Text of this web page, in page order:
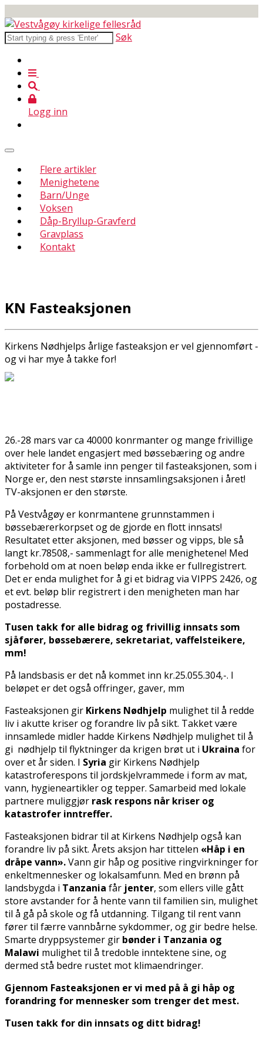
Søk
Logg inn
Flere artikler
Menighetene
Barn/Unge
Voksen
Dåp-Bryllup-Gravferd
Gravplass
Kontakt
KN Fasteaksjonen
Kirkens Nødhjelps årlige fasteaksjon er vel gjennomført -
og vi har mye å takke for!
26.-28 mars var ca 40000 konfirmanter og mange frivillige
over hele landet engasjert med bøssebæring og andre
aktiviteter for å samle inn penger til fasteaksjonen, som i
Norge er, den nest største innsamlingsaksjonen i året!
TV-aksjonen er den største.
På Vestvågøy er konfirmantene grunnstammen i
bøssebærerkorpset og de gjorde en flott innsats!
Resultatet etter aksjonen, med bøsser og vipps, ble så
langt kr.78508,- sammenlagt for alle menighetene! Med
forbehold om at noen beløp enda ikke er fullregistrert.
Det er enda mulighet for å gi et bidrag via VIPPS 2426, og
et evt. beløp blir registrert i den menigheten man har
postadresse.
Tusen takk for alle bidrag og frivillig innsats som
sjåfører, bøssebærere, sekretariat, vaffelsteikere,
mm!
På landsbasis er det nå kommet inn kr.25.055.304,-. I
beløpet er det også offringer, gaver, mm
Fasteaksjonen gir Kirkens Nødhjelp mulighet til å redde
liv i akutte kriser og forandre liv på sikt. Takket være
innsamlede midler hadde Kirkens Nødhjelp mulighet til å
gi nødhjelp til flyktninger da krigen brøt ut i Ukraina for
over et år siden. I Syria gir Kirkens Nødhjelp
katastroferespons til jordskjelvrammede i form av mat,
vann, hygieneartikler og tepper. Samarbeid med lokale
partnere muliggjør rask respons når kriser og
katastrofer inntreffer.
Fasteaksjonen bidrar til at Kirkens Nødhjelp også kan
forandre liv på sikt. Årets aksjon har tittelen «Håp i en
dråpe vann».Vann gir håp og positive ringvirkninger for
enkeltmennesker og lokalsamfunn. Med en brønn på
landsbygda i Tanzania får jenter, som ellers ville gått
store avstander for å hente vann til familien sin, mulighet
til å gå på skole og få utdanning. Tilgang til rent vann
fører til færre vannbårne sykdommer, og gir bedre helse.
Smarte dryppsystemer gir bønder i Tanzania og
Malawi mulighet til å tredoble inntektene sine, og
dermed stå bedre rustet mot klimaendringer.
Gjennom Fasteaksjonen er vi med på å gi håp og
forandring for mennesker som trenger det mest.
Tusen takk for din innsats og ditt bidrag!